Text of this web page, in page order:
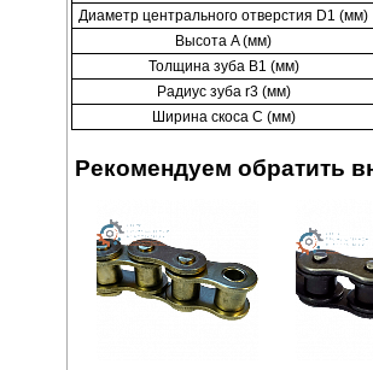
Диаметр центрального отверстия D1 (мм)
Высота A (мм)
Толщина зуба B1 (мм)
Радиус зуба r3 (мм)
Ширина скоса C (мм)
Рекомендуем обратить